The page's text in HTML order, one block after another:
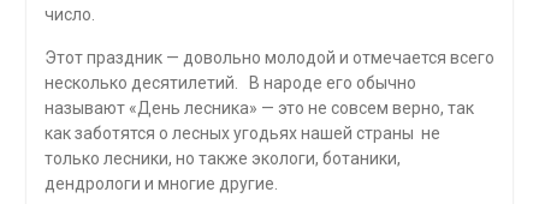
число.
Этот праздник — довольно молодой и отмечается всего
несколько десятилетий. В народе его обычно
называют «День лесника» — это не совсем верно, так
как заботятся о лесных угодьях нашей страны не
только лесники, но также экологи, ботаники,
дендрологи и многие другие.